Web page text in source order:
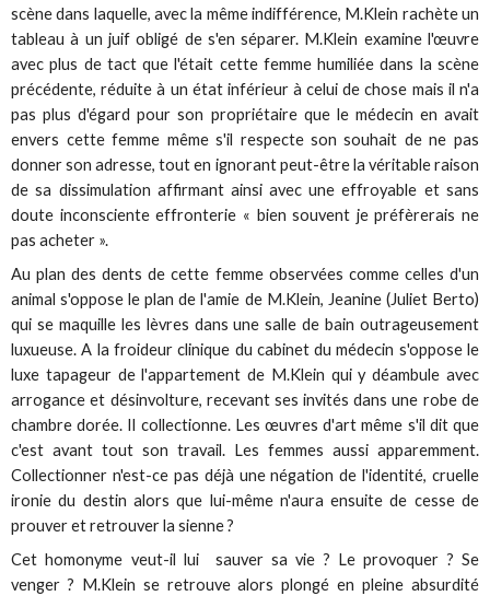
scène dans laquelle, avec la même indifférence, M.Klein rachète un
tableau à un juif obligé de s'en séparer. M.Klein examine l'œuvre
avec plus de tact que l'était cette femme humiliée dans la scène
précédente, réduite à un état inférieur à celui de chose mais il n'a
pas plus d'égard pour son propriétaire que le médecin en avait
envers cette femme même s'il respecte son souhait de ne pas
donner son adresse, tout en ignorant peut-être la véritable raison
de sa dissimulation affirmant ainsi avec une effroyable et sans
doute inconsciente effronterie « bien souvent je préfèrerais ne
pas acheter ».
Au plan des dents de cette femme observées comme celles d'un
animal s'oppose le plan de l'amie de M.Klein, Jeanine (Juliet Berto)
qui se maquille les lèvres dans une salle de bain outrageusement
luxueuse. A la froideur clinique du cabinet du médecin s'oppose le
luxe tapageur de l'appartement de M.Klein qui y déambule avec
arrogance et désinvolture, recevant ses invités dans une robe de
chambre dorée. Il collectionne. Les œuvres d'art même s'il dit que
c'est avant tout son travail. Les femmes aussi apparemment.
Collectionner n'est-ce pas déjà une négation de l'identité, cruelle
ironie du destin alors que lui-même n'aura ensuite de cesse de
prouver et retrouver la sienne ?
Cet homonyme veut-il lui sauver sa vie ? Le provoquer ? Se
venger ? M.Klein se retrouve alors plongé en pleine absurdité